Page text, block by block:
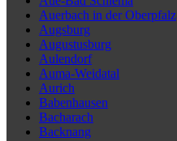
Auerbach in der Oberpfalz
Augsburg
Augustusburg
Aulendorf
Auma-Weidatal
Aurich
Babenhausen
Bacharach
Backnang